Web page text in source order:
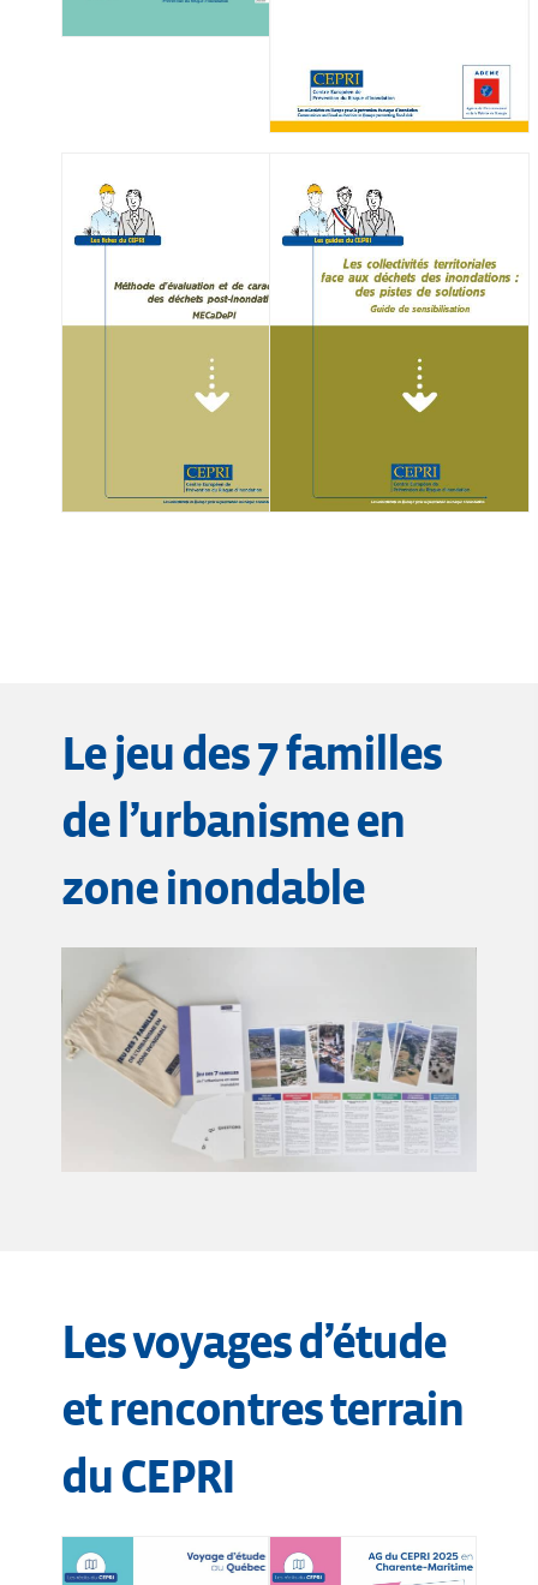
Le jeu des 7 familles
de l’urbanisme en
zone inondable
Les voyages d’étude
et rencontres terrain
du CEPRI